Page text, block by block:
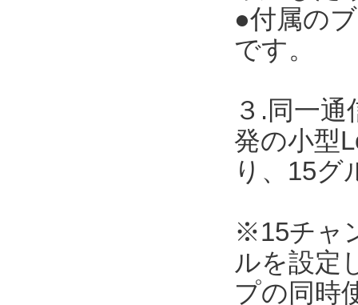
●付属の
です。
３.同一
発の小型
り、15グ
※15チャ
ルを設定
プの同時